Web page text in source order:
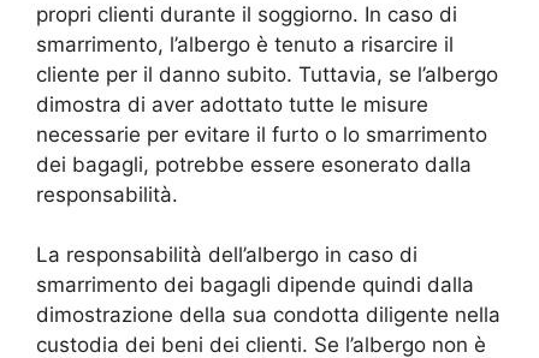
propri clienti durante il soggiorno. In caso di
smarrimento, l’albergo è tenuto a risarcire il
cliente per il danno subito. Tuttavia, se l’albergo
dimostra di aver adottato tutte le misure
necessarie per evitare il furto o lo smarrimento
dei bagagli, potrebbe essere esonerato dalla
responsabilità.
La responsabilità dell’albergo in caso di
smarrimento dei bagagli dipende quindi dalla
dimostrazione della sua condotta diligente nella
custodia dei beni dei clienti. Se l’albergo non è